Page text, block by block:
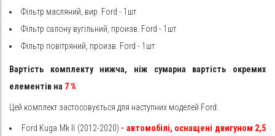
Фільтр масляний, вир. Ford - 1шт
Фільтр салону вугільний, произв. Ford - 1шт
Фільтр повітряний, произв. Ford - 1шт
Вартість комплекту нижча, ніж сумарна вартість окремих
елементів на 7%
Цей комплект застосовується для наступних моделей Ford:
Ford Kuga Mk II (2012-2020) - автомобілі, оснащені двигуном 2,5